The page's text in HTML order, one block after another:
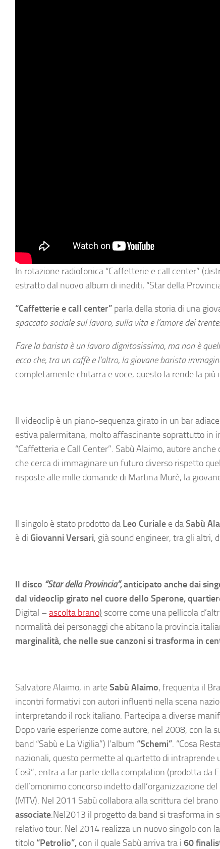
In rotazione radiofonica “Caffetterie e call center”
estratto dal nuovo album di inediti, “Star della
“Caffetterie e call center” parla della storia di una
spaccato sociale sul lavoro, sulla vita e l’amore dei
Fare la barista è un lavoro dignitosissimo, ma non è
ecco che, tra un caffè e l’altro, la giovane barista
completamente chitarra e voce, questo la rende la più
Il videoclip è un piano-sequenza girato in un bar
estiva palermitana, molto affascinante soprattutto in
“Caffetteria e Call Center”. Sabù Alaimo, autore
che cerca di immaginare un futuro diverso rispetto
risposte alle mille domande di Martina Murè, la
Il singolo è stato prodotto da Leo Curiale e daSabù
è di Giovanni Versari, già sound engineer, tra gli altri,
Il disco “Star della Provincia”,anticipato anche dai
dal videoclip girato nel cuore dello Sperone,
Digital –ascolta brano) scorre come una pellicola
normalità dei personaggi che abitano la provincia
marginalità, che nelle sue canzoni si trasforma in
Salvatore Alaimo, in arteSabù Alaimo, frequenta il
incontri formativi con autori influenti nella scena
interpretando il rock italiano. Partecipa a diverse
Dopo varie esperienze come autore, nel 2008, con la
band “Sabù e La Vigilia”) l’album “Schemi”. “Cosa
nazionali, questo permette al quartetto di intraprende
Così”, entra a far parte della compilation (prodotta da
dell’omonimo concorso indetto dall’organizzazione
(MTV). Nel 2011 Sabù collabora alla scrittura del brano
associate.Nel2013 il progetto da band si trasforma in
relativo tour. Nel 2014 realizza un nuovo singolo con
titolo “Petrolio”, con il quale Sabù arriva tra i 60